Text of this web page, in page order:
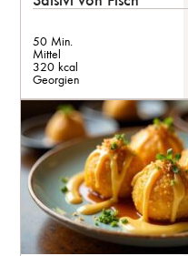
50 Min.
Mittel
320 kcal
Georgien